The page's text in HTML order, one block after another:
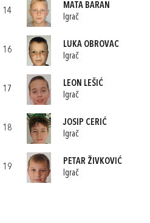
14
MATA BARAN
Igrač
16
LUKA OBROVAC
Igrač
17
LEON LEŠIĆ
Igrač
18
JOSIP CERIĆ
Igrač
19
PETAR ŽIVKOVIĆ
Igrač